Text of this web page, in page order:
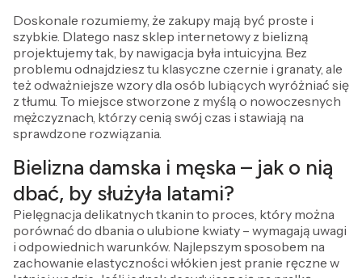
Doskonale rozumiemy, że zakupy mają być proste i
szybkie. Dlatego nasz sklep internetowy z bielizną
projektujemy tak, by nawigacja była intuicyjna. Bez
problemu odnajdziesz tu klasyczne czernie i granaty, ale
też odważniejsze wzory dla osób lubiących wyróżniać się
z tłumu. To miejsce stworzone z myślą o nowoczesnych
mężczyznach, którzy cenią swój czas i stawiają na
sprawdzone rozwiązania.
Bielizna damska i męska – jak o nią
dbać, by służyła latami?
Pielęgnacja delikatnych tkanin to proces, który można
porównać do dbania o ulubione kwiaty – wymagają uwagi
i odpowiednich warunków. Najlepszym sposobem na
zachowanie elastyczności włókien jest pranie ręczne w